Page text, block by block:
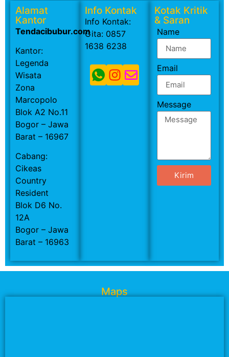
Alamat
Kantor
Tendacibubur.com
Kantor:
Legenda
Wisata
Zona
Marcopolo
Blok A2 No.11
Bogor – Jawa
Barat – 16967
Cabang:
Cikeas
Country
Resident
Blok D6 No.
12A
Bogor – Jawa
Barat – 16963
Info Kontak
Info Kontak:
Gita: 0857
1638 6238
Kotak Kritik
& Saran
Name
Email
Message
Kirim
Maps